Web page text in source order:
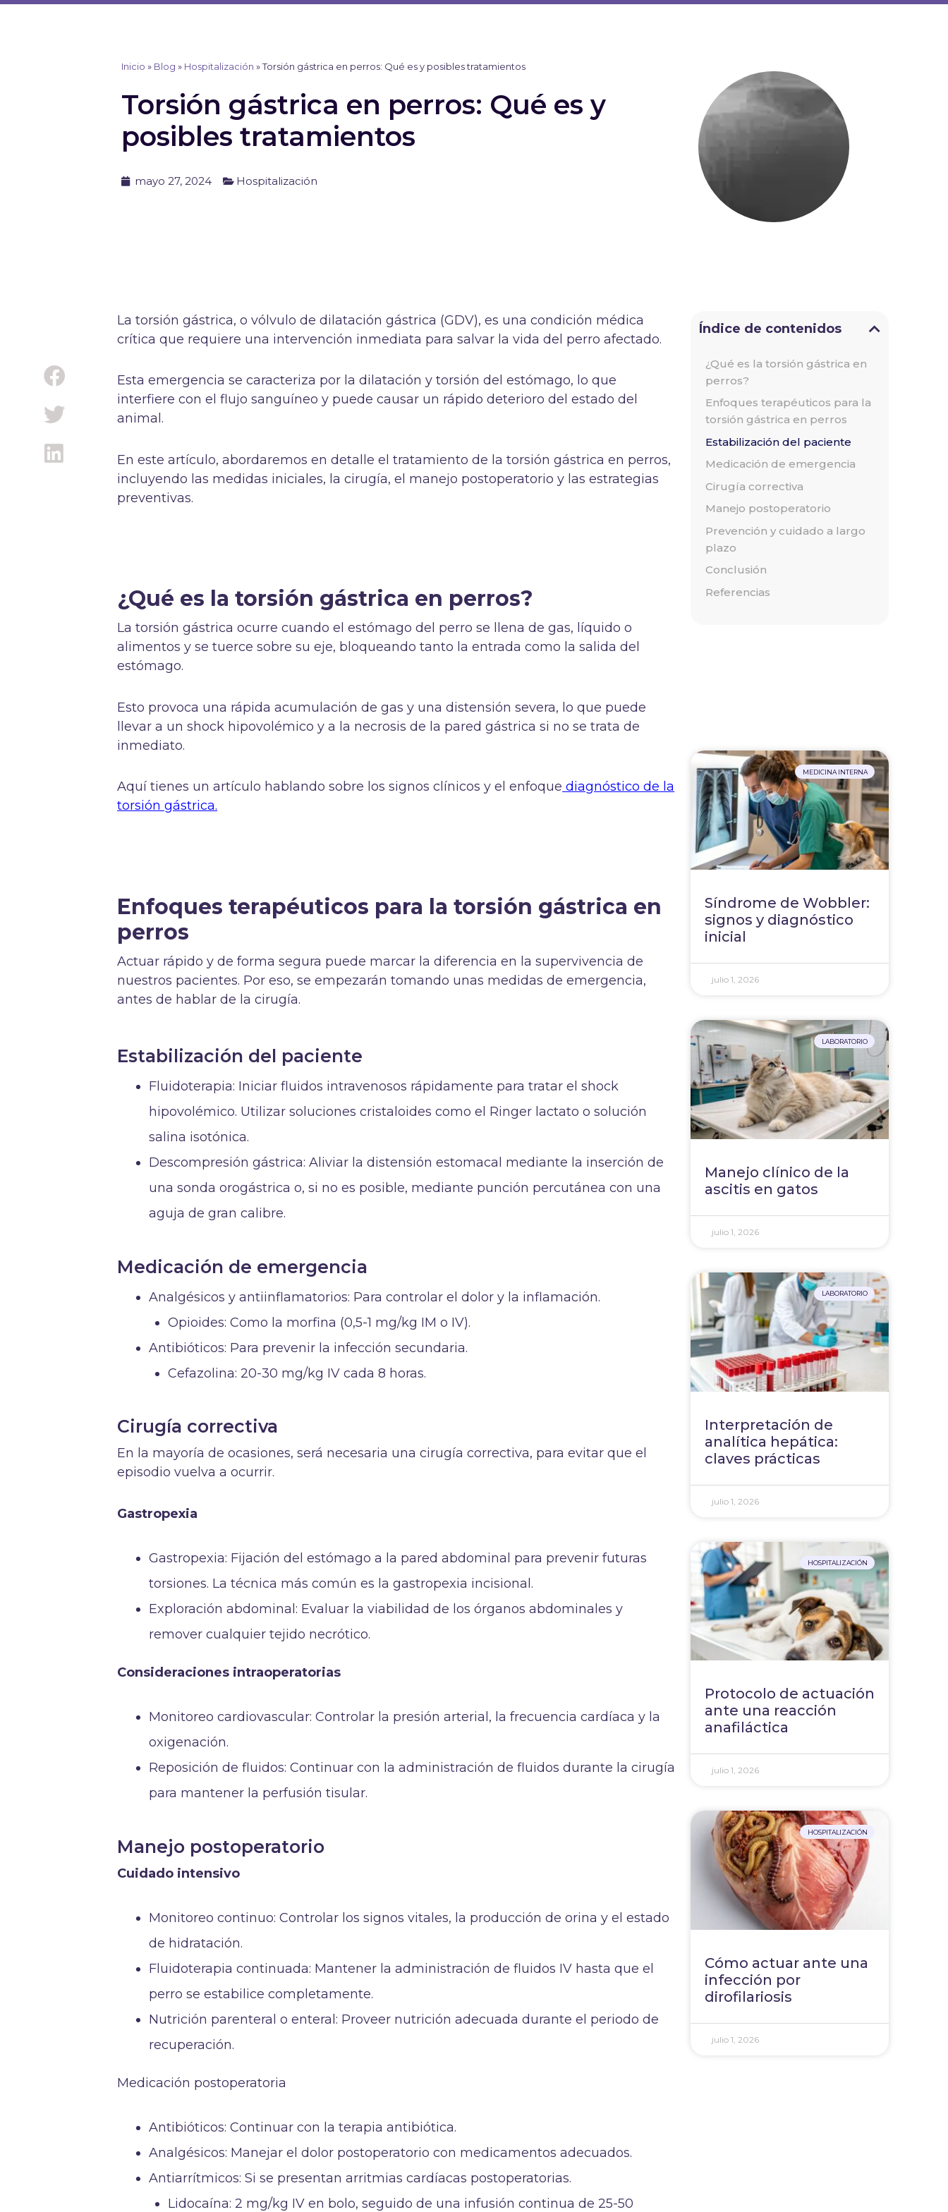
Ir
Inicio » Blog » Hospitalización »Torsión gástrica en perros: Qué es y posibles tratamientos
Torsión gástrica en perros: Qué es y
posibles tratamientos
mayo 27, 2024 Hospitalización
La torsión gástrica, o vólvulo de dilatación gástrica (GDV), es una condición médica
crítica que requiere una intervención inmediata para salvar la vida del perro afectado.
Esta emergencia se caracteriza por la dilatación y torsión del estómago, lo que
interfiere con el flujo sanguíneo y puede causar un rápido deterioro del estado del
animal.
En este artículo, abordaremos en detalle el tratamiento de la torsión gástrica en perros,
incluyendo las medidas iniciales, la cirugía, el manejo postoperatorio y las estrategias
preventivas.
¿Qué es la torsión gástrica en perros?
La torsión gástrica ocurre cuando el estómago del perro se llena de gas, líquido o
alimentos y se tuerce sobre su eje, bloqueando tanto la entrada como la salida del
estómago.
Esto provoca una rápida acumulación de gas y una distensión severa, lo que puede
llevar a un shock hipovolémico y a la necrosis de la pared gástrica si no se trata de
inmediato.
Aquí tienes un artículo hablando sobre los signos clínicos y el enfoque diagnóstico de la
torsión gástrica.
Enfoques terapéuticos para la torsión gástrica en
perros
Actuar rápido y de forma segura puede marcar la diferencia en la supervivencia de
nuestros pacientes. Por eso, se empezarán tomando unas medidas de emergencia,
antes de hablar de la cirugía.
Estabilización del paciente
Fluidoterapia: Iniciar fluidos intravenosos rápidamente para tratar el shock
hipovolémico. Utilizar soluciones cristaloides como el Ringer lactato o solución
salina isotónica.
Descompresión gástrica: Aliviar la distensión estomacal mediante la inserción de
una sonda orogástrica o, si no es posible, mediante punción percutánea con una
aguja de gran calibre.
Medicación de emergencia
Analgésicos y antiinflamatorios: Para controlar el dolor y la inflamación.
Opioides: Como la morfina (0,5-1 mg/kg IM o IV).
Antibióticos: Para prevenir la infección secundaria.
Cefazolina: 20-30 mg/kg IV cada 8 horas.
Cirugía correctiva
En la mayoría de ocasiones, será necesaria una cirugía correctiva, para evitar que el
episodio vuelva a ocurrir.
Gastropexia
Gastropexia: Fijación del estómago a la pared abdominal para prevenir futuras
torsiones. La técnica más común es la gastropexia incisional.
Exploración abdominal: Evaluar la viabilidad de los órganos abdominales y
remover cualquier tejido necrótico.
Consideraciones intraoperatorias
Monitoreo cardiovascular: Controlar la presión arterial, la frecuencia cardíaca y la
oxigenación.
Reposición de fluidos: Continuar con la administración de fluidos durante la cirugía
para mantener la perfusión tisular.
Manejo postoperatorio
Cuidado intensivo
Monitoreo continuo: Controlar los signos vitales, la producción de orina y el estado
de hidratación.
Fluidoterapia continuada: Mantener la administración de fluidos IV hasta que el
perro se estabilice completamente.
Nutrición parenteral o enteral: Proveer nutrición adecuada durante el periodo de
recuperación.
Medicación postoperatoria
Antibióticos: Continuar con la terapia antibiótica.
Analgésicos: Manejar el dolor postoperatorio con medicamentos adecuados.
Antiarrítmicos: Si se presentan arritmias cardíacas postoperatorias.
Lidocaína: 2 mg/kg IV en bolo, seguido de una infusión continua de 25-50
Índice de contenidos
¿Qué es la torsión gástrica en
perros?
Enfoques terapéuticos para la
torsión gástrica en perros
Estabilización del paciente
Medicación de emergencia
Cirugía correctiva
Manejo postoperatorio
Prevención y cuidado a largo
plazo
Conclusión
Referencias
MEDICINA INTERNA
Síndrome de Wobbler:
signos y diagnóstico
inicial
julio 1, 2026
LABORATORIO
Manejo clínico de la
ascitis en gatos
julio 1, 2026
LABORATORIO
Interpretación de
analítica hepática:
claves prácticas
julio 1, 2026
HOSPITALIZACIÓN
Protocolo de actuación
ante una reacción
anafiláctica
julio 1, 2026
HOSPITALIZACIÓN
Cómo actuar ante una
infección por
dirofilariosis
julio 1, 2026